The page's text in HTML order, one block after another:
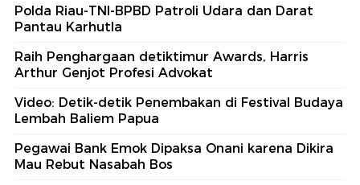
Polda Riau-TNI-BPBD Patroli Udara dan Darat
Pantau Karhutla
Raih Penghargaan detiktimur Awards, Harris
Arthur Genjot Profesi Advokat
Video: Detik-detik Penembakan di Festival Budaya
Lembah Baliem Papua
Pegawai Bank Emok Dipaksa Onani karena Dikira
Mau Rebut Nasabah Bos